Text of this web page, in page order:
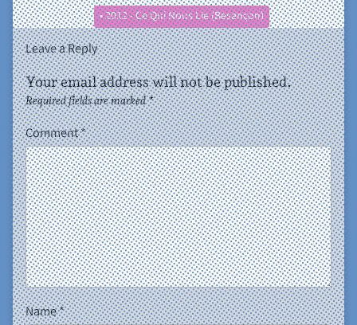
• 2012 - Ce Qui Nous Lie (Besançon)
Leave a Reply
Your email address will not be published.
Required fields are marked*
Comment*
Name*